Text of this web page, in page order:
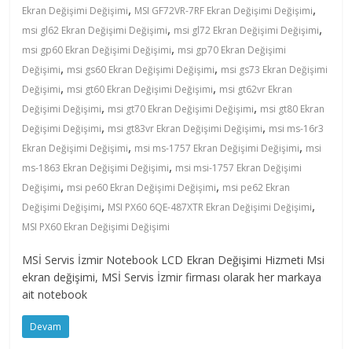
455
0202
Kaliteden
daha
fazlasını
isteyenlere
Ekran Değişimi Değişimi, MSI GF72VR-7RF Ekran Değişimi Değişimi,
msi gl62 Ekran Değişimi Değişimi, msi gl72 Ekran Değişimi Değişimi,
msi gp60 Ekran Değişimi Değişimi, msi gp70 Ekran Değişimi
Değişimi, msi gs60 Ekran Değişimi Değişimi, msi gs73 Ekran Değişimi
Değişimi, msi gt60 Ekran Değişimi Değişimi, msi gt62vr Ekran
Değişimi Değişimi, msi gt70 Ekran Değişimi Değişimi, msi gt80 Ekran
Değişimi Değişimi, msi gt83vr Ekran Değişimi Değişimi, msi ms-16r3
Ekran Değişimi Değişimi, msi ms-1757 Ekran Değişimi Değişimi, msi
ms-1863 Ekran Değişimi Değişimi, msi msi-1757 Ekran Değişimi
Değişimi, msi pe60 Ekran Değişimi Değişimi, msi pe62 Ekran
Değişimi Değişimi, MSI PX60 6QE-487XTR Ekran Değişimi Değişimi,
MSI PX60 Ekran Değişimi Değişimi
MSİ Servis İzmir Notebook LCD Ekran Değişimi Hizmeti Msi
ekran değişimi, MSİ Servis İzmir firması olarak her markaya
ait notebook
Devam